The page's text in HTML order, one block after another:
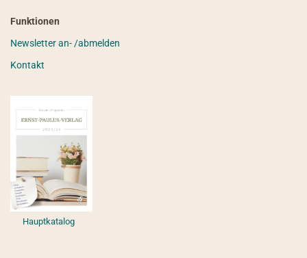
Funktionen
Newsletter an- /abmelden
Kontakt
Hauptkatalog